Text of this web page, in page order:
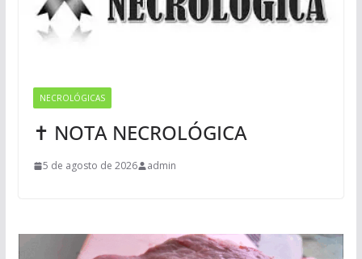
NECROLÓGICAS
✝ NOTA NECROLÓGICA
5 de agosto de 2026 admin